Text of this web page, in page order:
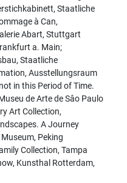
Staatliche
à Can,
Abart, Stuttgart
a. Main;
Staatliche
Ausstellungsraum
in this Period of Time.
de Arte de Sâo Paulo
Art Collection,
A Journey
Peking
Collection, Tampa
Kunsthal Rotterdam,